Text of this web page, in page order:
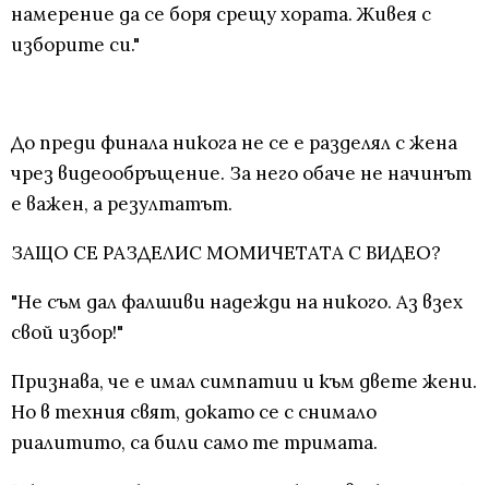
намерение да се боря срещу хората. Живея с
изборите си."
До преди финала никога не се е разделял с жена
чрез видеообръщение. За него обаче не начинът
е важен, а резултатът.
ЗАЩО СЕ РАЗДЕЛИС МОМИЧЕТАТА С ВИДЕО?
"Не съм дал фалшиви надежди на никого. Аз взех
свой избор!"
Признава, че е имал симпатии и към двете жени.
Но в техния свят, докато се с снимало
риалитито, са били само те тримата.